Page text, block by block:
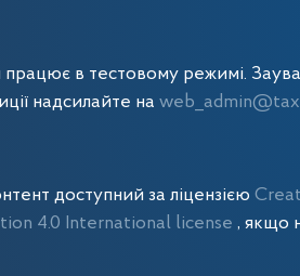
працює в тестовому режимі.
надсилайте на
доступний за ліцензією
4.0 International license, якщо